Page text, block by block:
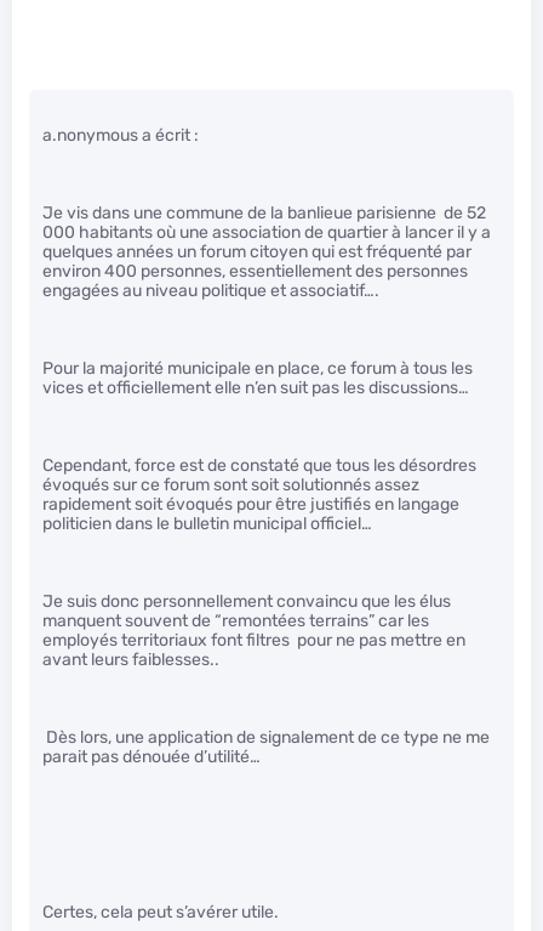
a.nonymous a écrit :
Je vis dans une commune de la banlieue parisienne de 52
000 habitants où une association de quartier à lancer il y a
quelques années un forum citoyen qui est fréquenté par
environ 400 personnes, essentiellement des personnes
engagées au niveau politique et associatif….
Pour la majorité municipale en place, ce forum à tous les
vices et officiellement elle n’en suit pas les discussions…
Cependant, force est de constaté que tous les désordres
évoqués sur ce forum sont soit solutionnés assez
rapidement soit évoqués pour être justifiés en langage
politicien dans le bulletin municipal officiel…
Je suis donc personnellement convaincu que les élus
manquent souvent de “remontées terrains” car les
employés territoriaux font filtres pour ne pas mettre en
avant leurs faiblesses..
Dès lors, une application de signalement de ce type ne me
parait pas dénouée d’utilité…
Certes, cela peut s’avérer utile.